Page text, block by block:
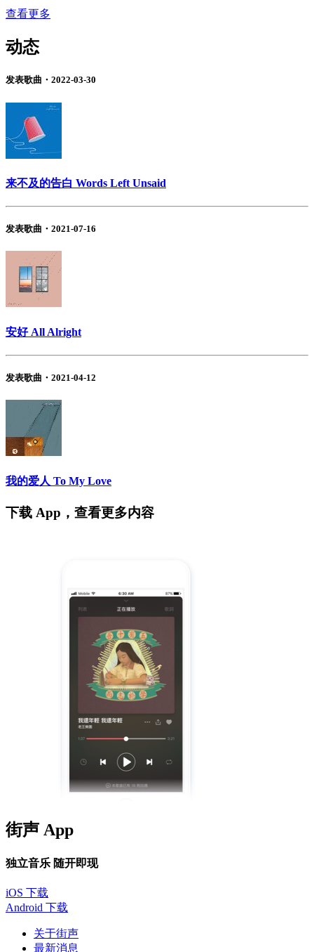
查看更多
动态
发表歌曲・2022-03-30
来不及的告白 Words Left Unsaid
发表歌曲・2021-07-16
安好 All Alright
发表歌曲・2021-04-12
我的爱人 To My Love
下载 App，查看更多内容
街声 App
独立音乐 随开即现
iOS 下载
Android 下载
关于街声
最新消息